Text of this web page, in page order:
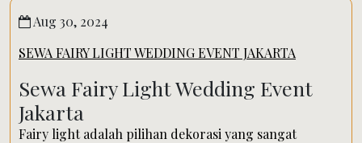
Aug 30, 2024
SEWA FAIRY LIGHT WEDDING EVENT JAKARTA
Sewa Fairy Light Wedding Event
Jakarta
Fairy light adalah pilihan dekorasi yang sangat